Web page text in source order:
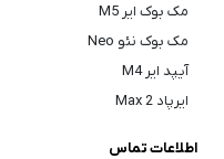
مک بوک ایر M5
مک بوک نئو Neo
آیپد ایر M4
ایرپاد Max 2
اطلاعات تماس